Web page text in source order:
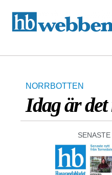
NORRBOTTEN
Idag är